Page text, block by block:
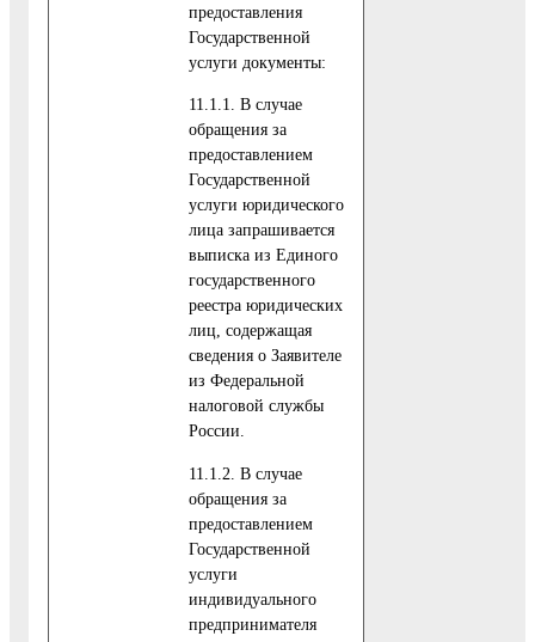
предоставления
Государственной
услуги документы:
11.1.1. В случае
обращения за
предоставлением
Государственной
услуги юридического
лица запрашивается
выписка из Единого
государственного
реестра юридических
лиц, содержащая
сведения о Заявителе
из Федеральной
налоговой службы
России.
11.1.2. В случае
обращения за
предоставлением
Государственной
услуги
индивидуального
предпринимателя